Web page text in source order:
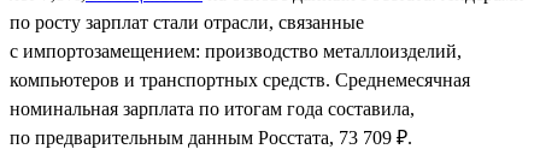
по росту зарплат стали отрасли, связанные
с импортозамещением: производство металлоизделий,
компьютеров и транспортных средств. Среднемесячная
номинальная зарплата по итогам года составила,
по предварительным данным Росстата, 73 709 ₽.